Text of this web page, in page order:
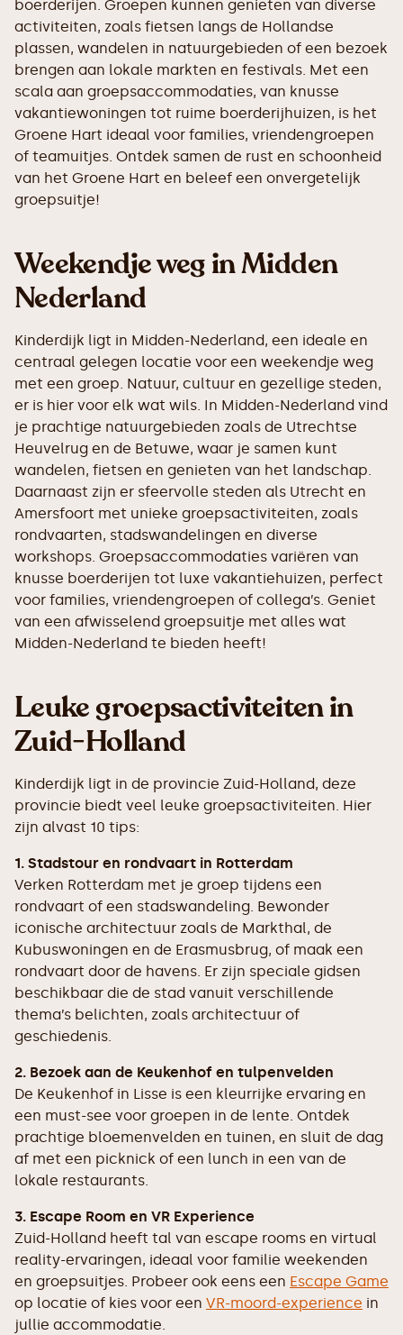
boerderijen. Groepen kunnen genieten van diverse
activiteiten, zoals fietsen langs de Hollandse
plassen, wandelen in natuurgebieden of een bezoek
brengen aan lokale markten en festivals. Met een
scala aan groepsaccommodaties, van knusse
vakantiewoningen tot ruime boerderijhuizen, is het
Groene Hart ideaal voor families, vriendengroepen
of teamuitjes. Ontdek samen de rust en schoonheid
van het Groene Hart en beleef een onvergetelijk
groepsuitje!
Weekendje weg in Midden
Nederland
Kinderdijk ligt in Midden-Nederland, een ideale en
centraal gelegen locatie voor een weekendje weg
met een groep. Natuur, cultuur en gezellige steden,
er is hier voor elk wat wils. In Midden-Nederland vind
je prachtige natuurgebieden zoals de Utrechtse
Heuvelrug en de Betuwe, waar je samen kunt
wandelen, fietsen en genieten van het landschap.
Daarnaast zijn er sfeervolle steden als Utrecht en
Amersfoort met unieke groepsactiviteiten, zoals
rondvaarten, stadswandelingen en diverse
workshops. Groepsaccommodaties variëren van
knusse boerderijen tot luxe vakantiehuizen, perfect
voor families, vriendengroepen of collega’s. Geniet
van een afwisselend groepsuitje met alles wat
Midden-Nederland te bieden heeft!
Leuke groepsactiviteiten in
Zuid-Holland
Kinderdijk ligt in de provincie Zuid-Holland, deze
provincie biedt veel leuke groepsactiviteiten. Hier
zijn alvast 10 tips:
1. Stadstour en rondvaart in Rotterdam
Verken Rotterdam met je groep tijdens een
rondvaart of een stadswandeling. Bewonder
iconische architectuur zoals de Markthal, de
Kubuswoningen en de Erasmusbrug, of maak een
rondvaart door de havens. Er zijn speciale gidsen
beschikbaar die de stad vanuit verschillende
thema’s belichten, zoals architectuur of
geschiedenis.
2. Bezoek aan de Keukenhof en tulpenvelden
De Keukenhof in Lisse is een kleurrijke ervaring en
een must-see voor groepen in de lente. Ontdek
prachtige bloemenvelden en tuinen, en sluit de dag
af met een picknick of een lunch in een van de
lokale restaurants.
3. Escape Room en VR Experience
Zuid-Holland heeft tal van escape rooms en virtual
reality-ervaringen, ideaal voor familie weekenden
en groepsuitjes. Probeer ook eens een Escape Game
op locatie of kies voor een VR-moord-experience in
jullie accommodatie.